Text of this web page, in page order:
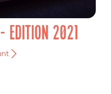
EDITION 2021